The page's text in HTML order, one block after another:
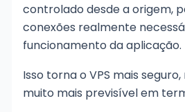
controlado desde a origem,
conexões realmente
funcionamento da aplicação.
Isso torna o VPS mais
muito mais previsível em